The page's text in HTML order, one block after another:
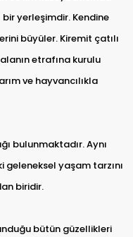
yerleşimdir. Kendine
büyüler. Kiremit çatılı
etrafına kurulu
ve hayvancılıkla
bulunmaktadır. Aynı
geleneksel yaşam tarzını
biridir.
bütün güzellikleri